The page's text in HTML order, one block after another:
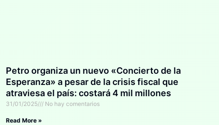
Petro organiza un nuevo «Concierto de la
Esperanza» a pesar de la crisis fiscal que
atraviesa el país: costará 4 mil millones
31/01/2025 No hay comentarios
Read More »